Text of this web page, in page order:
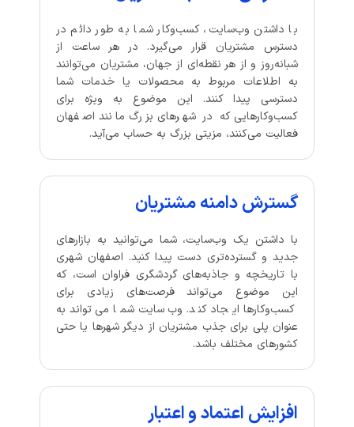
با داشتن وب‌سایت، کسب‌وکار شما به طور دائم در
دسترس مشتریان قرار می‌گیرد. در هر ساعت از
شبانه‌روز و از هر نقطه‌ای از جهان، مشتریان می‌توانند
به اطلاعات مربوط به محصولات یا خدمات شما
دسترسی پیدا کنند. این موضوع به ویژه برای
کسب‌وکارهایی که در شهرهای بزرگ مانند اصفهان
فعالیت می‌کنند، مزیتی بزرگ به حساب می‌آید.
گسترش دامنه مشتریان
با داشتن یک وب‌سایت، شما می‌توانید به بازارهای
جدید و گسترده‌تری دست پیدا کنید. اصفهان شهری
با تاریخچه و جاذبه‌های گردشگری فراوان است، که
این موضوع می‌تواند فرصت‌های زیادی برای
کسب‌وکارها ایجاد کند. وب‌سایت شما می‌تواند به
عنوان پلی برای جذب مشتریان از دیگر شهرها یا حتی
کشورهای مختلف باشد.
افزایش اعتماد و اعتبار